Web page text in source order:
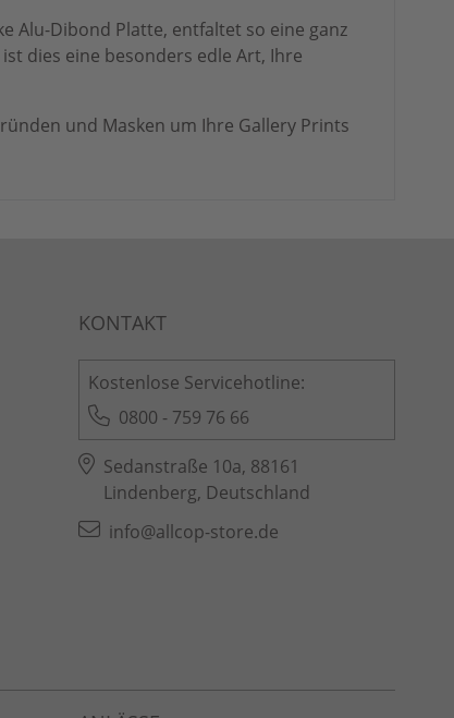
Alu-Dibond Platte, entfaltet so eine ganz
dies eine besonders edle Art, Ihre
und Masken um Ihre Gallery Prints
Kostenlose Servicehotline:
0800 - 759 76 66
Sedanstraße 10a, 88161
Lindenberg, Deutschland
info@allcop-store.de